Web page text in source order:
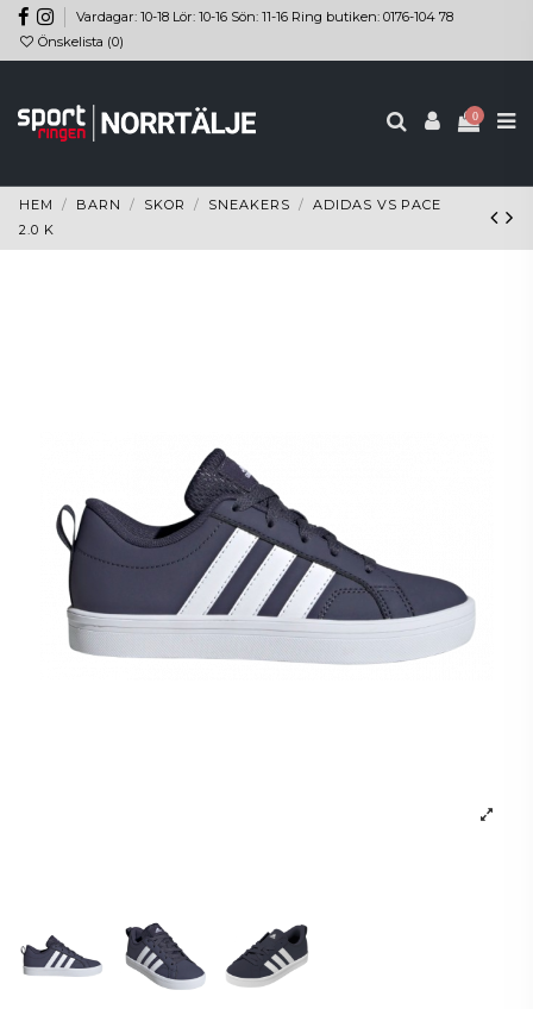
Vardagar: 10-18 Lör: 10-16 Sön: 11-16 Ring butiken: 0176-104 78
Önskelista (0)
0
HEM BARN SKOR SNEAKERS
ADIDAS VS PACE
2.0 K